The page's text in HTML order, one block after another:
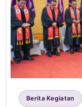
Berita Kegiatan